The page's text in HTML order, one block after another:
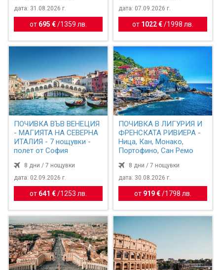
дата: 31.08.2026 г.
от 695 € / 1359 лв.
дата: 07.09.2026 г.
от 1022 €/ 1998 лв.
ПОЧИВКА ВЪВ ВЕНЕЦИЯ
- МАГИЯТА НА СЕВЕРНА
ИТАЛИЯ - 7 нощувки -
полет от София
8 дни / 7 нощувки
дата: 02.09.2026 г.
от 641 € / 1253 лв.
ПОЧИВКА В ЛИГУРИЯ И
ФРЕНСКАТА РИВИЕРА -
Ница, Кан, Монако,
Портофино, Сан Ремо
8 дни / 7 нощувки
дата: 30.08.2026 г.
от 919 €/ 1798 лв.